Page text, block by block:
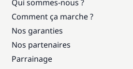
Qui sommes-nous ?
Comment ça marche ?
Nos garanties
Nos partenaires
Parrainage